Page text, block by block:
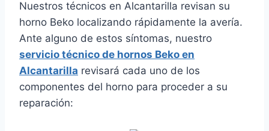
Nuestros técnicos en Alcantarilla revisan su
horno Beko localizando rápidamente la avería.
Ante alguno de estos síntomas, nuestro
servicio técnico de hornos Beko en
Alcantarilla revisará cada uno de los
componentes del horno para proceder a su
reparación: